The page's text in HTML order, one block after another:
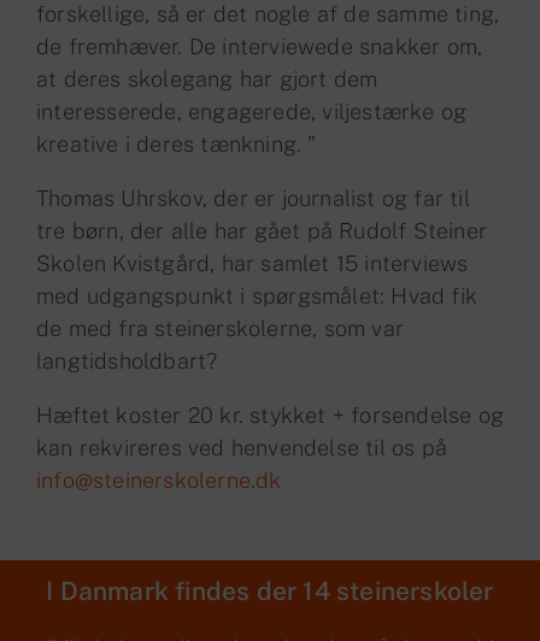
forskellige, så er det nogle af de samme ting,
de fremhæver. De interviewede snakker om,
at deres skolegang har gjort dem
interesserede, engagerede, viljestærke og
kreative i deres tænkning. ”
Thomas Uhrskov, der er journalist og far til
tre børn, der alle har gået på Rudolf Steiner
Skolen Kvistgård, har samlet 15 interviews
med udgangspunkt i spørgsmålet: Hvad fik
de med fra steinerskolerne, som var
langtidsholdbart?
Hæftet koster 20 kr. stykket + forsendelse og
kan rekvireres ved henvendelse til os på
info@steinerskolerne.dk
I Danmark findes der 14 steinerskoler